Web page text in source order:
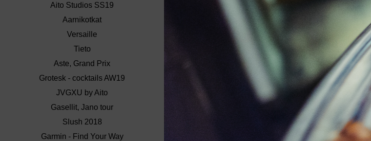
Aito Studios SS19
Aarnikotkat
Versaille
Tieto
Aste, Grand Prix
Grotesk - cocktails AW19
JVGXU by Aito
Gasellit, Jano tour
Slush 2018
Garmin - Find Your Way